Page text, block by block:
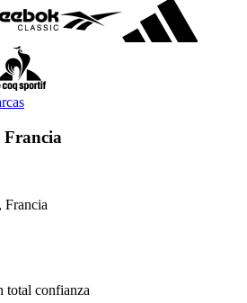
Francia
Francia
total confianza